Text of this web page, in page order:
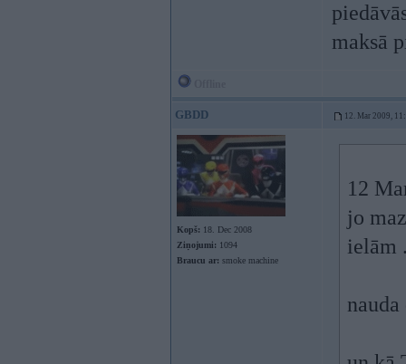
maksā
GBDD 12. Mar 2009,
Kopš: 18. Dec 2008
Ziņojumi: 1094
Braucu ar: smoke machine
12
jo
ielām